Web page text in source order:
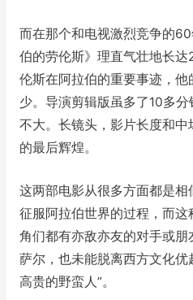
而在那个和电视激烈竞争的
伯的劳伦斯》理直气壮地长
伦斯在阿拉伯的重要事迹，
少。导演剪辑版虽多了10多
不大。长镜头，影片长度和
的最后辉煌。
这两部电影从很多方面都是
征服阿拉伯世界的过程，而
角们都有亦敌亦友的对手或
萨尔，也未能脱离西方文化
高贵的野蛮人”。